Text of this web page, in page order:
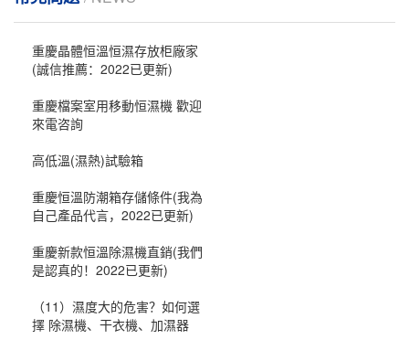
重慶晶體恒溫恒濕存放柜廠家
(誠信推薦：2022已更新)
重慶檔案室用移動恒濕機 歡迎
來電咨詢
高低溫(濕熱)試驗箱
重慶恒溫防潮箱存儲條件(我為
自己產品代言，2022已更新)
重慶新款恒溫除濕機直銷(我們
是認真的！2022已更新)
（11）濕度大的危害？如何選
擇 除濕機、干衣機、加濕器